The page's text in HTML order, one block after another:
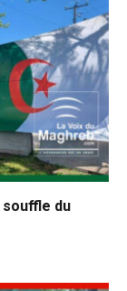
souffle du